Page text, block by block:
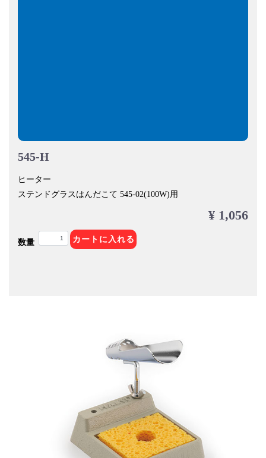
545-H
ヒーター
ステンドグラスはんだこて 545-02(100W)用
¥ 1,056
数量 カートに入れる